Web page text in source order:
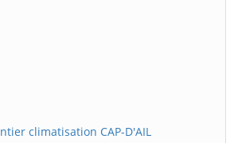
climatisation CAP-D'AIL